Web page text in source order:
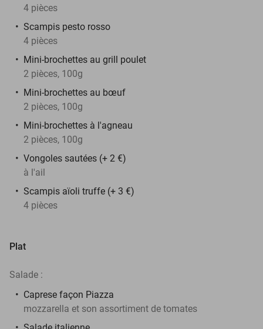
4 pièces
Scampis pesto rosso
4 pièces
Mini-brochettes au grill poulet
2 pièces, 100g
Mini-brochettes au bœuf
2 pièces, 100g
Mini-brochettes à l'agneau
2 pièces, 100g
Vongoles sautées (+ 2 €)
à l'ail
Scampis aïoli truffe (+ 3 €)
4 pièces
Plat
Salade :
Caprese façon Piazza
mozzarella et son assortiment de tomates